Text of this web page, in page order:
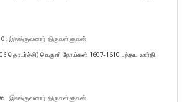
: இலக்குவனார் திருவள்ளுவன்
தொடர்ச்சி) வெருளி நோய்கள் 1607-1610 பந்தய ஊர்தி
: இலக்குவனார் திருவள்ளுவன்